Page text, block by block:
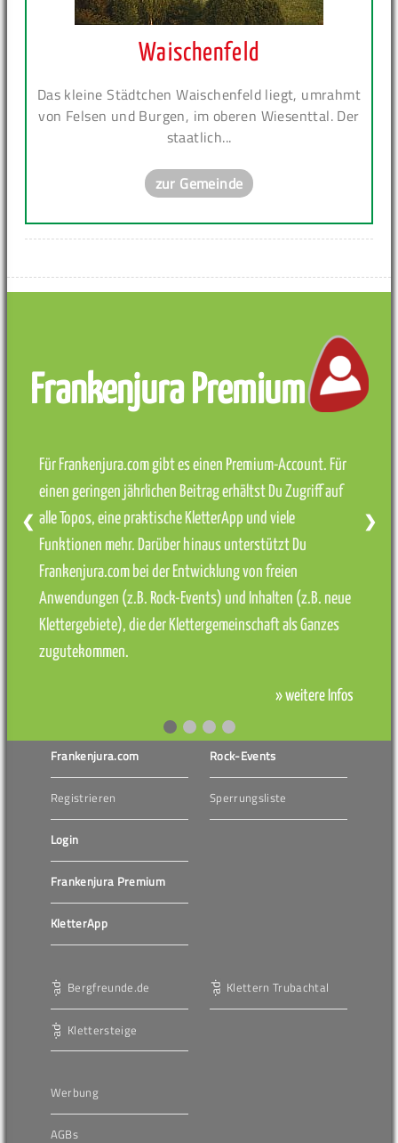
Waischenfeld
Das kleine Städtchen Waischenfeld liegt, umrahmt
von Felsen und Burgen, im oberen Wiesenttal. Der
staatlich...
zur Gemeinde
Frankenjura Premium
Für Frankenjura.com gibt es einen Premium-Account. Für
einen geringen jährlichen Beitrag erhältst Du Zugriff auf
alle Topos, eine praktische KletterApp und viele
Funktionen mehr. Darüber hinaus unterstützt Du
Frankenjura.com bei der Entwicklung von freien
Anwendungen (z.B. Rock-Events) und Inhalten (z.B. neue
Klettergebiete), die der Klettergemeinschaft als Ganzes
zugutekommen.
» weitere Infos
❮ ❯
Frankenjura.com
Registrieren
Login
Frankenjura Premium
KletterApp
Rock-Events
Sperrungsliste
Bergfreunde.de
Klettersteige
Klettern Trubachtal
Werbung
AGBs